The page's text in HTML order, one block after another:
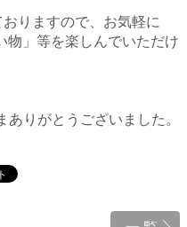
りますので、お気軽に
物」等を楽しんでいただけ
りがとうございました。